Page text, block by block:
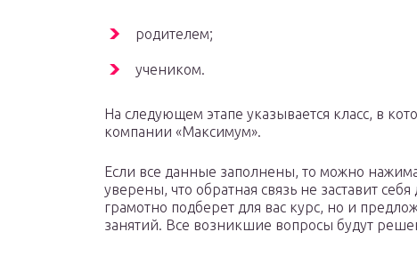
родителем;
учеником.
На следующем этапе указывается класс, в
компании «Максимум».
Если все данные заполнены, то можно
уверены, что обратная связь не заставит
грамотно подберет для вас курс, но и
занятий. Все возникшие вопросы будут